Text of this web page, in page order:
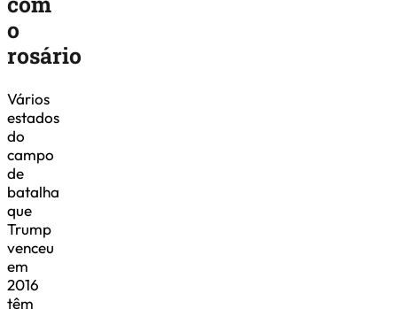
o
rosário
Vários
estados
do
campo
de
batalha
que
Trump
venceu
em
2016
têm